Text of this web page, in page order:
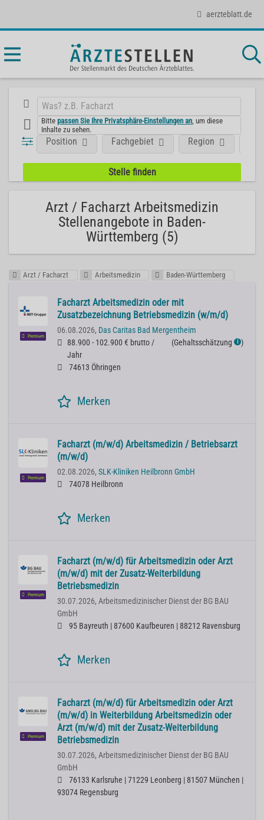
aerzteblatt.de
Bittepassen Sie Ihre Privatsphäre-Einstellungen an , um diese
Inhalte zu sehen.
Position Fachgebiet Region
Arzt / Facharzt Arbeitsmedizin
Stellenangebote in Baden-
Württemberg (5)
Arzt / Facharzt Arbeitsmedizin Baden-Württemberg
Premium
Facharzt Arbeitsmedizin oder mit
Zusatzbezeichnung Betriebsmedizin (w/m/d)
06.08.2026, Das Caritas Bad Mergentheim
88.900 - 102.900 € brutto /
Jahr
(Gehaltsschätzung ℹ )
74613 Öhringen
Merken
Premium
Facharzt (m/w/d) Arbeitsmedizin / Betriebsarzt
(m/w/d)
02.08.2026, SLK-Kliniken Heilbronn GmbH
74078 Heilbronn
Merken
Premium
Facharzt (m/w/d) für Arbeitsmedizin oder Arzt
(m/w/d) mit der Zusatz-Weiterbildung
Betriebsmedizin
30.07.2026, Arbeitsmedizinischer Dienst der BG BAU
GmbH
95 Bayreuth | 87600 Kaufbeuren | 88212 Ravensburg
Merken
Premium
Facharzt (m/w/d) für Arbeitsmedizin oder Arzt
(m/w/d) in Weiterbildung Arbeitsmedizin oder
Arzt (m/w/d) mit der Zusatz-Weiterbildung
Betriebsmedizin
30.07.2026, Arbeitsmedizinischer Dienst der BG BAU
GmbH
76133 Karlsruhe | 71229 Leonberg | 81507 München |
93074 Regensburg